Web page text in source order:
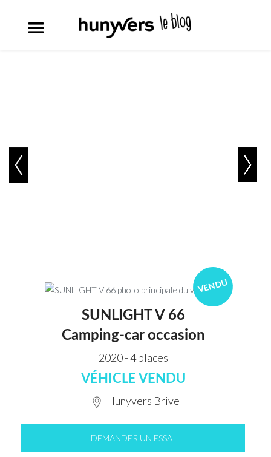
VENDU
SUNLIGHT V 66
Camping-car occasion
2020 - 4 places
VÉHICLE VENDU
Hunyvers Brive
DEMANDER UN ESSAI